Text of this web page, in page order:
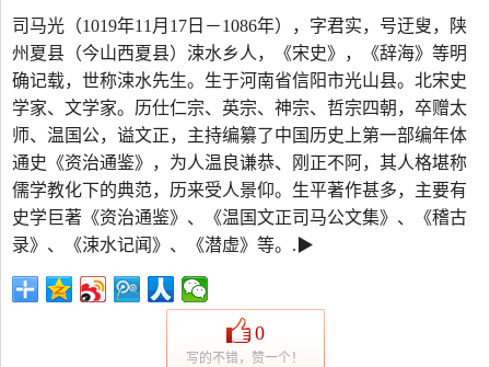
司马光（1019年11月17日－1086年），字君实，号迂叟，陕
州夏县（今山西夏县）涑水乡人，《宋史》，《辞海》等明
确记载，世称涑水先生。生于河南省信阳市光山县。北宋史
学家、文学家。历仕仁宗、英宗、神宗、哲宗四朝，卒赠太
师、温国公，谥文正，主持编纂了中国历史上第一部编年体
通史《资治通鉴》，为人温良谦恭、刚正不阿，其人格堪称
儒学教化下的典范，历来受人景仰。生平著作甚多，主要有
史学巨著《资治通鉴》、《温国文正司马公文集》、《稽古
录》、《涑水记闻》、《潜虚》等。.▶
0
写的不错，赞一个！